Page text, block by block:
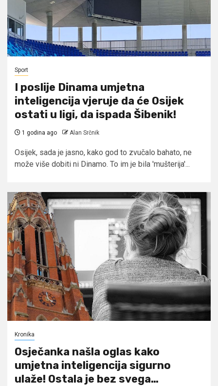
Sport
I poslije Dinama umjetna
inteligencija vjeruje da će Osijek
ostati u ligi, da ispada Šibenik!
1 godina ago Alan Srčnik
Osijek, sada je jasno, kako god to zvučalo bahato, ne
može više dobiti ni Dinamo. To im je bila 'mušterija'...
Kronika
Osječanka našla oglas kako
umjetna inteligencija sigurno
ulaže! Ostala je bez svega…